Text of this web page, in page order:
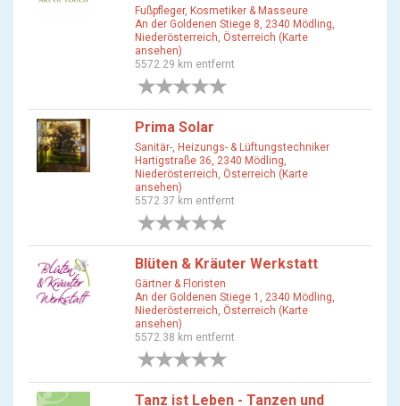
Fußpfleger, Kosmetiker & Masseure
An der Goldenen Stiege 8, 2340 Mödling,
Niederösterreich, Österreich (Karte
ansehen)
5572.29 km entfernt
Prima Solar
Sanitär-, Heizungs- & Lüftungstechniker
Hartigstraße 36, 2340 Mödling,
Niederösterreich, Österreich (Karte
ansehen)
5572.37 km entfernt
Blüten & Kräuter Werkstatt
Gärtner & Floristen
An der Goldenen Stiege 1, 2340 Mödling,
Niederösterreich, Österreich (Karte
ansehen)
5572.38 km entfernt
Tanz ist Leben - Tanzen und